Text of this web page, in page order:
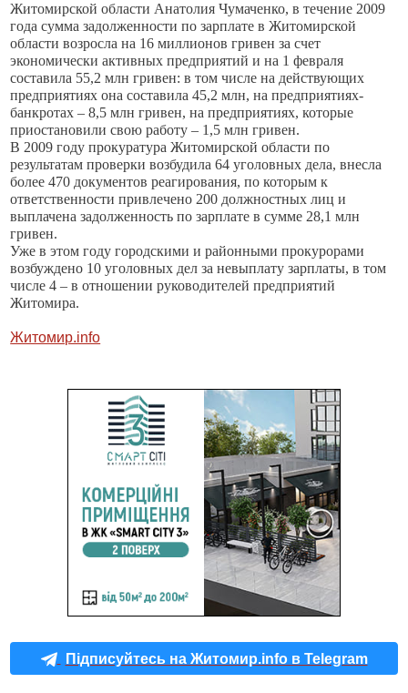
Житомирской области Анатолия Чумаченко, в течение 2009
года сумма задолженности по зарплате в Житомирской
области возросла на 16 миллионов гривен за счет
экономически активных предприятий и на 1 февраля
составила 55,2 млн гривен: в том числе на действующих
предприятиях она составила 45,2 млн, на предприятиях-
банкротах – 8,5 млн гривен, на предприятиях, которые
приостановили свою работу – 1,5 млн гривен.
В 2009 году прокуратура Житомирской области по
результатам проверки возбудила 64 уголовных дела, внесла
более 470 документов реагирования, по которым к
ответственности привлечено 200 должностных лиц и
выплачена задолженность по зарплате в сумме 28,1 млн
гривен.
Уже в этом году городскими и районными прокурорами
возбуждено 10 уголовных дел за невыплату зарплаты, в том
числе 4 – в отношении руководителей предприятий
Житомира.
Житомир.info
Підписуйтесь на Житомир.info в Telegram